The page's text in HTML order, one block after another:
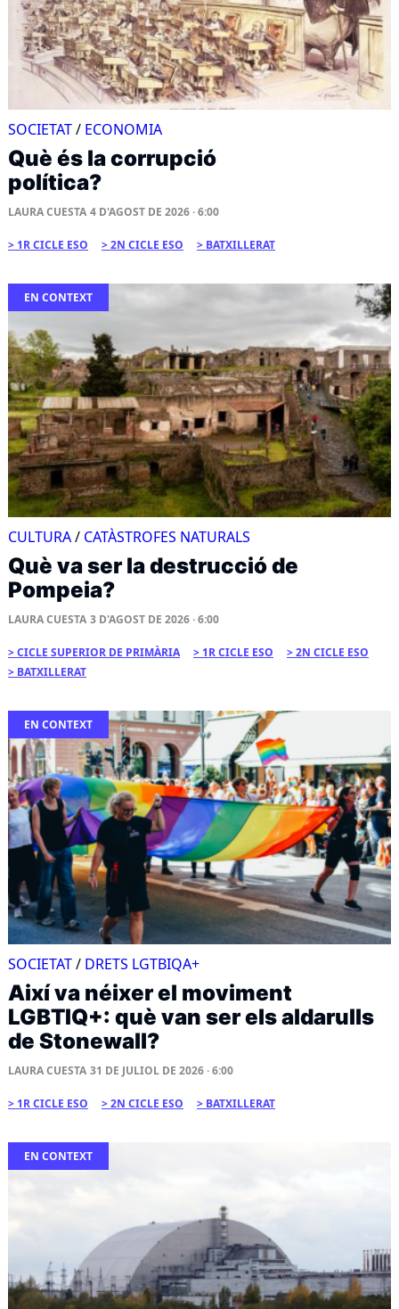
SOCIETAT/ ECONOMIA
Què és la corrupció
política?
LAURA CUESTA 4 D'AGOST DE 2026 · 6:00
1R CICLE ESO 2N CICLE ESO BATXILLERAT
EN CONTEXT
CULTURA/ CATÀSTROFES NATURALS
Què va ser la destrucció de
Pompeia?
LAURA CUESTA 3 D'AGOST DE 2026 · 6:00
CICLE SUPERIOR DE PRIMÀRIA 1R CICLE ESO
2N CICLE ESO
BATXILLERAT
EN CONTEXT
SOCIETAT/ DRETS LGTBIQA+
Així va néixer el moviment
LGBTIQ+: què van ser els aldarulls
de Stonewall?
LAURA CUESTA 31 DE JULIOL DE 2026 · 6:00
1R CICLE ESO 2N CICLE ESO BATXILLERAT
EN CONTEXT